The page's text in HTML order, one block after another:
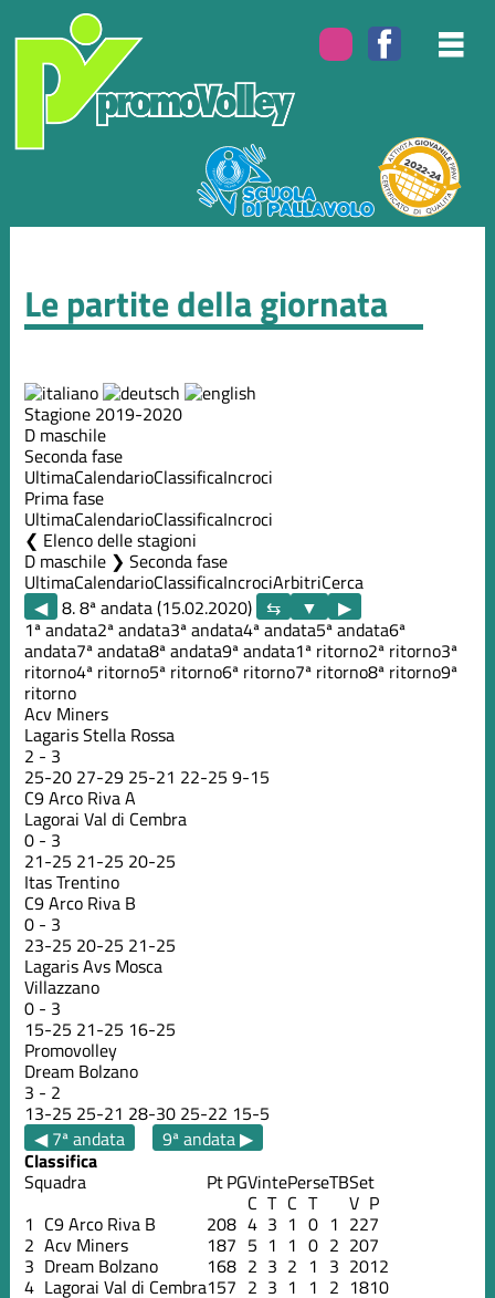
Le partite della giornata
Stagione 2019-2020
D maschile
Seconda fase
UltimaCalendarioClassificaIncroci
Prima fase
UltimaCalendarioClassificaIncroci
Elenco delle stagioni
D maschile ❯ Seconda fase
UltimaCalendarioClassificaIncrociArbitriCerca
◀ 8. 8ª andata (15.02.2020)
▶
1ª andata2ª andata3ª andata4ª andata5ª andata6ª
andata7ª andata8ª andata9ª andata1ª ritorno2ª ritorno3ª
ritorno4ª ritorno5ª ritorno6ª ritorno7ª ritorno8ª ritorno9ª
ritorno
Acv Miners
Lagaris Stella Rossa
2 - 3
25-20 27-29 25-21 22-25 9-15
C9 Arco Riva A
Lagorai Val di Cembra
0 - 3
21-25 21-25 20-25
Itas Trentino
C9 Arco Riva B
0 - 3
23-25 20-25 21-25
Lagaris Avs Mosca
Villazzano
0 - 3
15-25 21-25 16-25
Promovolley
Dream Bolzano
3 - 2
13-25 25-21 28-30 25-22 15-5
◀ 7ª andata
9ª andata ▶
Classifica
Squadra PtPGVintePerseTBSet
C T C T V P
1 C9 Arco Riva B 208 4 3 1 0 1 227
2 Acv Miners 187 5 1 1 0 2 207
3 Dream Bolzano 168 2 3 2 1 3 2012
4 Lagorai Val di Cembra157 2 3 1 1 2 1810